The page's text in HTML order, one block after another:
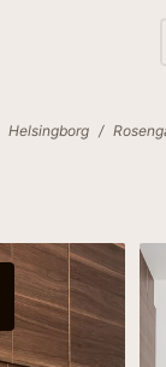
Helsingborg /